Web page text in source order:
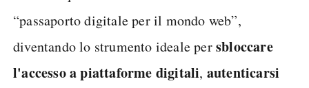
“passaporto digitale per il mondo web”,
diventando lo strumento ideale persbloccare
l'accesso a piattaforme digitali, autenticarsi